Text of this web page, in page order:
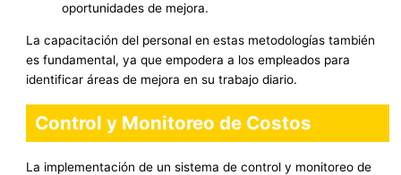
oportunidades de mejora.
La capacitación del personal en estas metodologías también
es fundamental, ya que empodera a los empleados para
identificar áreas de mejora en su trabajo diario.
Control y Monitoreo de Costos
La implementación de un sistema de control y monitoreo de